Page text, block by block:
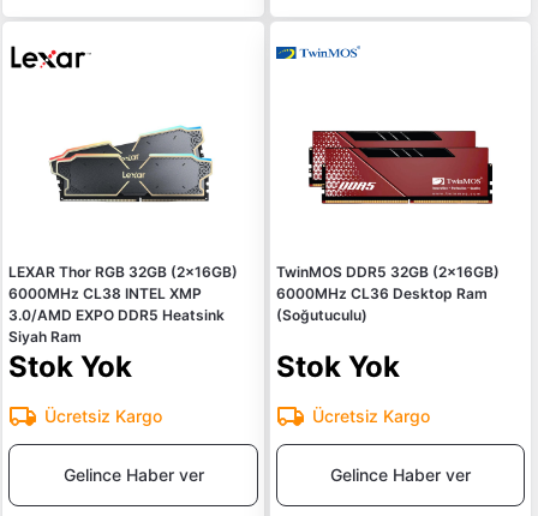
LEXAR Thor RGB 32GB (2x16GB)
6000MHz CL38 INTEL XMP
3.0/AMD EXPO DDR5 Heatsink
Siyah Ram
Stok Yok
Ücretsiz Kargo
Gelince Haber ver
TwinMOS DDR5 32GB (2x16GB)
6000MHz CL36 Desktop Ram
(Soğutuculu)
Stok Yok
Ücretsiz Kargo
Gelince Haber ver